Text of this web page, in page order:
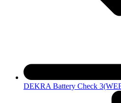
DEKRA Battery Check 3